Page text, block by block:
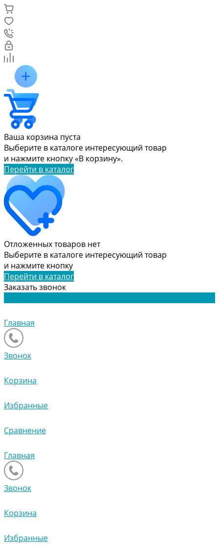
Ваша корзина пуста
Выберите в каталоге интересующий товар
и нажмите кнопку «В корзину».
Перейти в каталог
Отложенных товаров нет
Выберите в каталоге интересующий товар
и нажмите кнопку
Перейти в каталог
Заказать звонок
Главная
Звонок
Корзина
Избранные
Сравнение
Главная
Звонок
Корзина
Избранные